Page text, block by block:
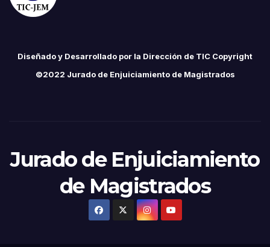
Diseñado y Desarrollado por la Dirección de TIC Copyright
©2022 Jurado de Enjuiciamiento de Magistrados
Jurado de Enjuiciamiento
de Magistrados